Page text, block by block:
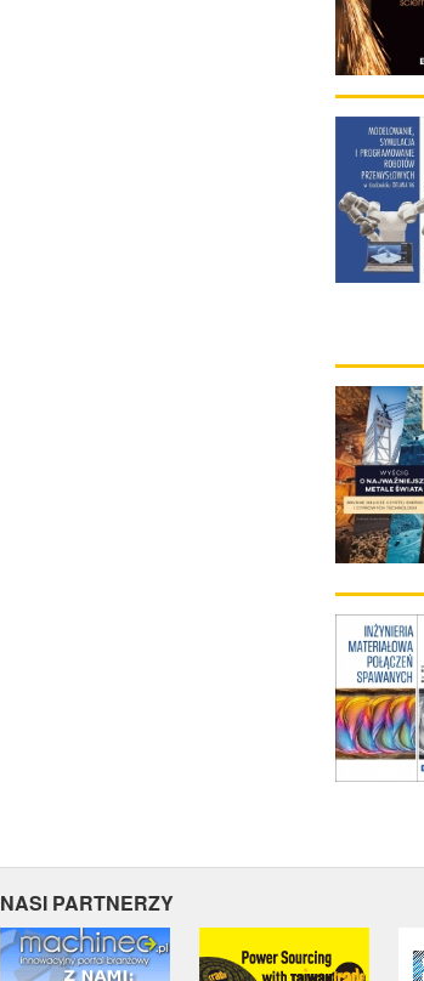
NASI PARTNERZY